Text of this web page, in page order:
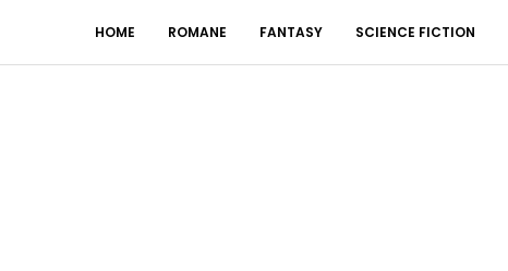
HOME ROMANE FANTASY SCIENCE FICTION